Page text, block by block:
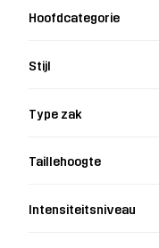
Hoofdcategorie
Stijl
Type zak
Taillehoogte
Intensiteitsniveau